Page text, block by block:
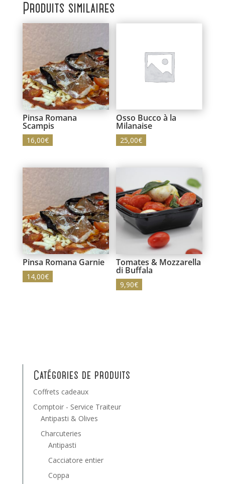
Produits similaires
Pinsa Romana
Scampis
16,00€
Osso Bucco à la
Milanaise
25,00€
Pinsa Romana Garnie
14,00€
Tomates & Mozzarella
di Buffala
9,90€
Catégories de produits
Coffrets cadeaux
Comptoir - Service Traiteur
Antipasti & Olives
Charcuteries
Antipasti
Cacciatore entier
Coppa